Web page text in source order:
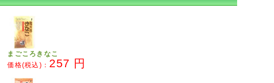
まごころきなこ
価格(税込)： 257 円